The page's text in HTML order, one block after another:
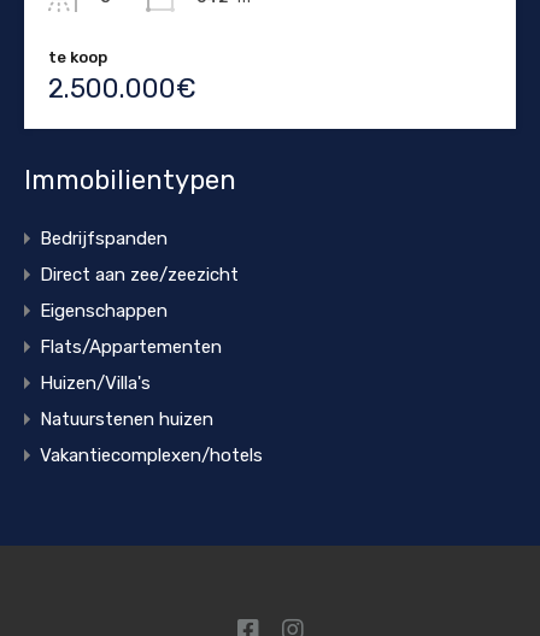
te koop
2.500.000€
Immobilientypen
Bedrijfspanden
Direct aan zee/zeezicht
Eigenschappen
Flats/Appartementen
Huizen/Villa's
Natuurstenen huizen
Vakantiecomplexen/hotels